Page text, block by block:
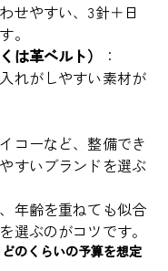
せやすい、3針＋日
。
は革ベルト）
：
れがしやすい素材が
コーなど、整備でき
すいブランドを選ぶ
年齢を重ねても似合
選ぶのがコツです。
のくらいの予算を想定